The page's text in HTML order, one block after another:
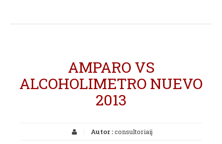
AMPARO VS
ALCOHOLIMETRO NUEVO
2013
Autor :consultoriaij